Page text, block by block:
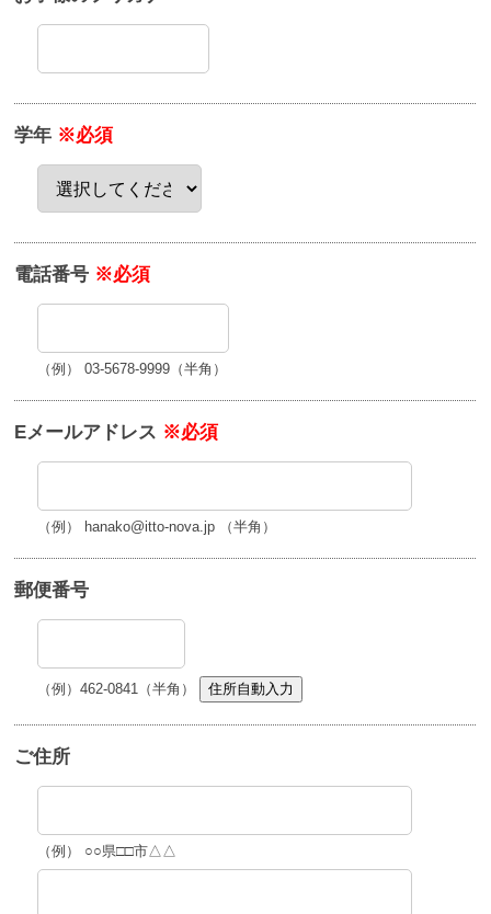
学年 ※必須
電話番号 ※必須
（例） 03-5678-9999（半角）
Eメールアドレス ※必須
（例） hanako@itto-nova.jp （半角）
郵便番号
（例）462-0841（半角） 住所自動入力
ご住所
（例） ○○県□□市△△